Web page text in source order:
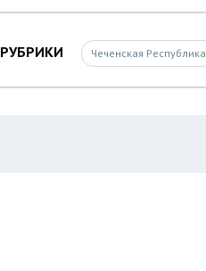
РУБРИКИ Чеченская Республика